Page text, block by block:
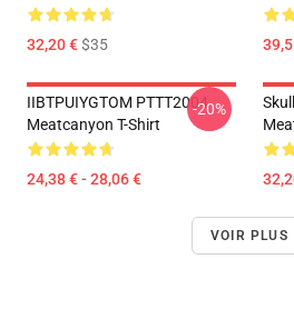
32,20 €$35
IIBTPUIYGTOM PTTT2004
Meatcanyon T-Shirt
24,38 € - 28,06 €
-20%
VOIR PLUS